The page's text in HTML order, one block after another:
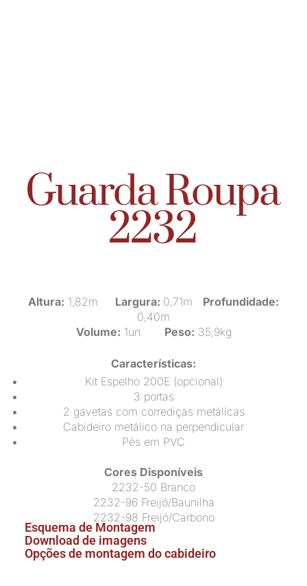
Guarda Roupa
2232
Altura: 1,82m Largura: 0,71m Profundidade:
0,40m
Volume: 1un Peso: 35,9kg
Características:
Kit Espelho 200E (opcional)
3 portas
2 gavetas com corrediças metálicas
Cabideiro metálico na perpendicular
Pés em PVC
Cores Disponíveis
2232-50 Branco
2232-96 Freijó/Baunilha
2232-98 Freijó/Carbono
Esquema de Montagem
Download de imagens
Opções de montagem do cabideiro